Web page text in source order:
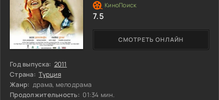
Год выпуска: 2011
Страна: Турция
Жанр: драма, мелодрама
Продолжительность: 01:34 мин.
СМОТРЕТЬ ОНЛАЙН
7.5